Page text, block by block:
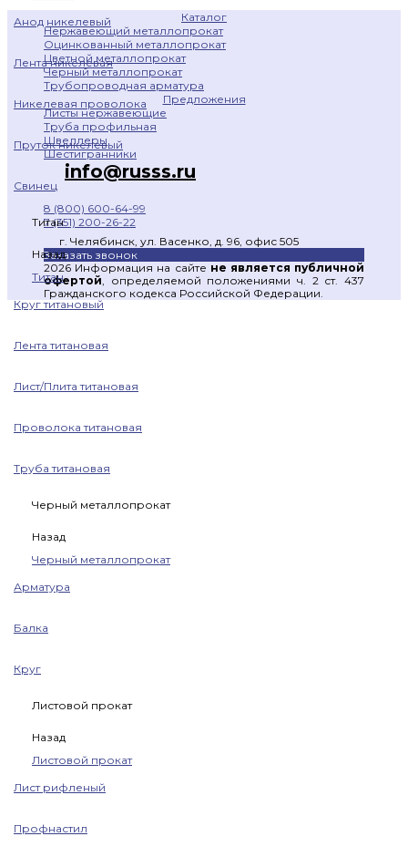
Анод никелевый
Лента никелевая
Никелевая проволока
Пруток никелевый
Свинец
Титан
Назад
Титан
Круг титановый
Лента титановая
Лист/Плита титановая
Проволока титановая
Труба титановая
Черный металлопрокат
Назад
Черный металлопрокат
Арматура
Балка
Круг
Листовой прокат
Назад
Листовой прокат
Лист рифленый
Профнастил
Каталог
Нержавеющий металлопрокат
Оцинкованный металлопрокат
Цветной металлопрокат
Черный металлопрокат
Трубопроводная арматура
Предложения
Листы нержавеющие
Труба профильная
Швеллеры
Шестигранники
info@russs.ru
8 (800) 600-64-99
7 (351) 200-26-22
г. Челябинск, ул. Васенко, д. 96, офис 505
Заказать звонок
2026 Информация на сайте не является публичной
офертой , определяемой положениями ч. 2 ст. 437
Гражданского кодекса Российской Федерации.